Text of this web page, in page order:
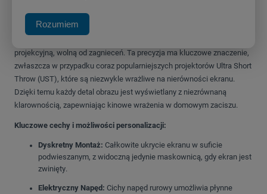
To, co wyróżnia Kauber Inceiling Tensioned, to zaawansowany system
projekcyjną, wolną od zagnieceń. Ta precyzja ma kluczowe znaczenie,
zwłaszcza w przypadku coraz popularniejszych projektorów Ultra Short
Throw (UST), które są niezwykle wrażliwe na nierówności ekranu.
Dzięki temu każdy detal obrazu jest wyświetlany z niezrównaną
klarownością, zapewniając kinowe wrażenia w domowym zaciszu.
Kluczowe cechy i możliwości personalizacji:
Dyskretny Montaż: Całkowite ukrycie ekranu w suficie
podwieszanym, z widoczną jedynie maskownicą, gdy ekran jest
zwinięty.
Elektryczny Napęd: Cichy napęd rurowy umożliwia płynne
Rozumiem